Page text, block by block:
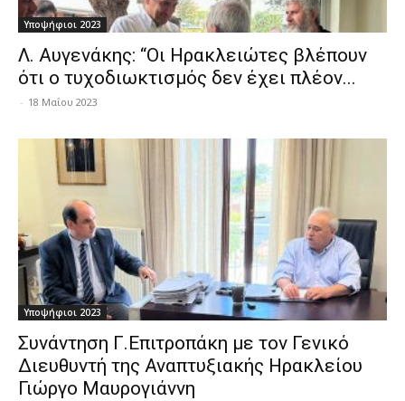
Υποψήφιοι 2023
Λ. Αυγενάκης: “Οι Ηρακλειώτες βλέπουν
ότι ο τυχοδιωκτισμός δεν έχει πλέον...
- 18 Μαΐου 2023
Υποψήφιοι 2023
Συνάντηση Γ.Επιτροπάκη με τον Γενικό
Διευθυντή της Αναπτυξιακής Ηρακλείου
Γιώργο Μαυρογιάννη